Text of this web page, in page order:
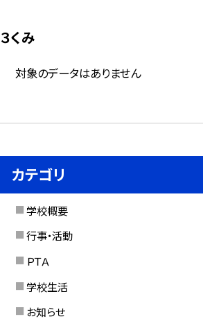
３くみ
対象のデータはありません
カテゴリ
学校概要
行事・活動
ＰＴＡ
学校生活
お知らせ